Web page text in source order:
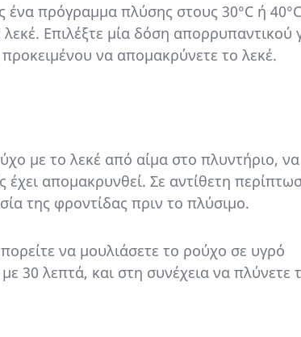
ένα πρόγραμμα πλύσης στους 30°C ή
Επιλέξτε μία δόση απορρυπαντικού
να απομακρύνετε το λεκέ.
με το λεκέ από αίμα στο πλυντήριο, να
έχει απομακρυνθεί. Σε αντίθετη
της φροντίδας πριν το πλύσιμο.
να μουλιάσετε το ρούχο σε υγρό
με 30 λεπτά, και στη συνέχεια να πλύνετε